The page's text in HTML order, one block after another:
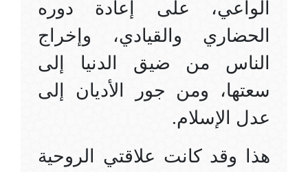
الواعي، على إعادة دوره
الحضاري والقيادي، وإخراج
الناس من ضيق الدنيا إلى
سعتها، ومن جور الأديان إلى
عدل الإسلام.
هذا وقد كانت علاقتي الروحية